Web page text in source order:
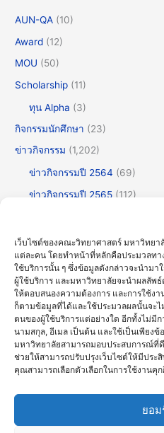
เว็บไซต์ของคณะวิทยาศาสตร์ มหาวิทย
แต่ละคน โดยทำหน้าที่หลักคือประมวลท
ใช้บริการนั้น ๆ ซึ่งข้อมูลดังกล่าวจะนำมา
ผู้ใช้บริการ และมหาวิทยาลัยจะนำผลลัพ
ให้ตอบสนองความต้องการ และการใช้ง
ก็ตามข้อมูลที่ได้และใช้ประมวลผลนั้นจะ
ตนของผู้ใช้บริการแต่อย่างใด อีกทั้งไม่มี
นามสกุล, อีเมล เป็นต้น และใช้เป็นเพียง
มหาวิทยาลัยสามารถมอบประสบการณ์ที่
ช่วยให้สามารถปรับปรุงเว็บไซต์ให้มีประ
คุณสามารถเลือกตัวเลือกในการใช้งานคุ
ยอม
รักษา
AUN-QA (10)
Award (12)
MOU (50)
Scholarship (11)
ทุน Alpha (3)
กิจกรรมนักศึกษา (23)
ข่าวกิจกรรม (1,202)
ข่าวกิจกรรมปี 2564 (69)
ข่าวกิจกรรมปี 2565 (112)
ข่าวกิจกรรมปี 2567 (252)
ข่าวกิจกรรมปี 2568(355)
ข่าวกิจกรรมปี 2569(192)
ข่าวทั่วไป(717)
ข่าวธรรมาภิบาลและความโปร่งใส
บรรยายพิเศษ(123)
ประชุมวิชาการ(60)